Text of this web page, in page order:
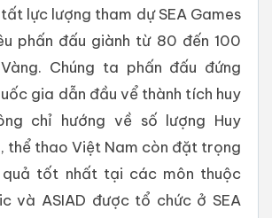
lực lượng tham dự SEA Games
phấn đấu giành từ 80 đến 100
Chúng ta phấn đấu đứng
gia dẫn đầu vể thành tích huy
chỉ hướng về số lượng Huy
thể thao Việt Nam còn đặt trọng
tốt nhất tại các môn thuộc
và ASIAD được tổ chức ở SEA